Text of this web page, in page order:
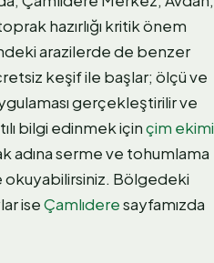
hazırlığı kritik önem
arazilerde de benzer
keşif ile başlar; ölçü ve
gerçekleştirilir ve
bilgi edinmek içinçim ekimi
adına serme ve tohumlama
okuyabilirsiniz. Bölgedeki
iseÇamlıderesayfamızda